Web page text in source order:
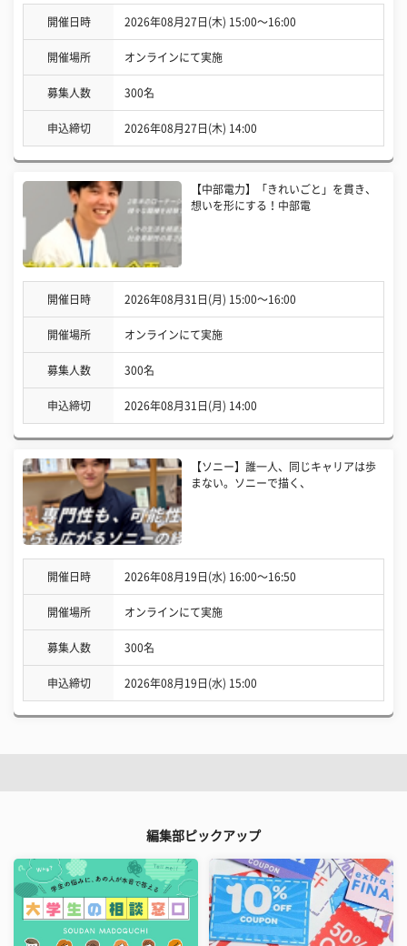
開催日時 2026年08月27日(木) 15:00〜16:00
開催場所 オンラインにて実施
募集人数 300名
申込締切 2026年08月27日(木) 14:00
【中部電力】「きれいごと」を貫き、
想いを形にする！中部電
開催日時 2026年08月31日(月) 15:00〜16:00
開催場所 オンラインにて実施
募集人数 300名
申込締切 2026年08月31日(月) 14:00
【ソニー】誰一人、同じキャリアは歩
まない。ソニーで描く、
開催日時 2026年08月19日(水) 16:00〜16:50
開催場所 オンラインにて実施
募集人数 300名
申込締切 2026年08月19日(水) 15:00
編集部ピックアップ